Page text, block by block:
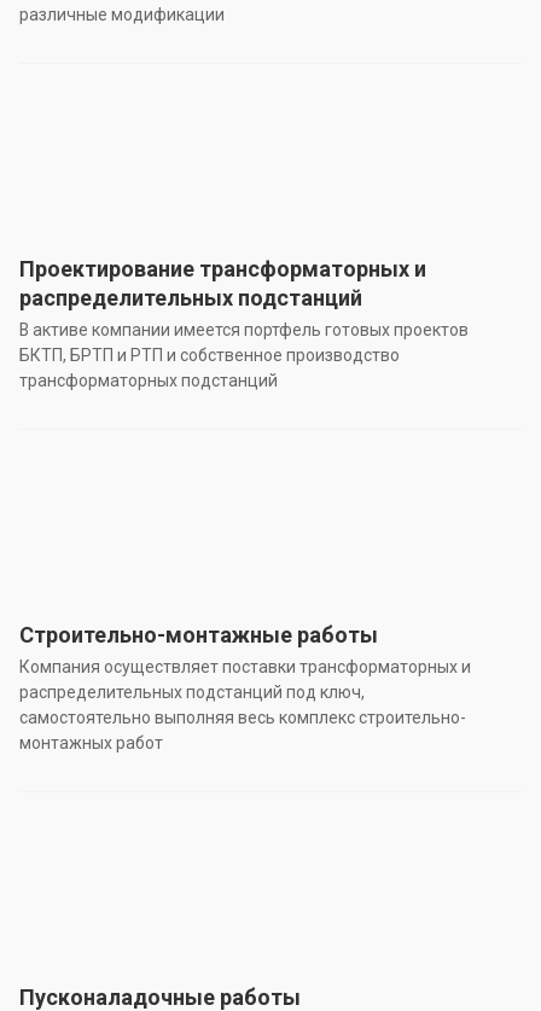
различные модификации
Проектирование трансформаторных и
распределительных подстанций
В активе компании имеется портфель готовых проектов
БКТП, БРТП и РТП и собственное производство
трансформаторных подстанций
Строительно-монтажные работы
Компания осуществляет поставки трансформаторных и
распределительных подстанций под ключ,
самостоятельно выполняя весь комплекс строительно-
монтажных работ
Пусконаладочные работы